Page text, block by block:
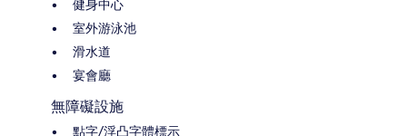
健身中心
室外游泳池
滑水道
宴會廳
無障礙設施
點字/浮凸字體標示